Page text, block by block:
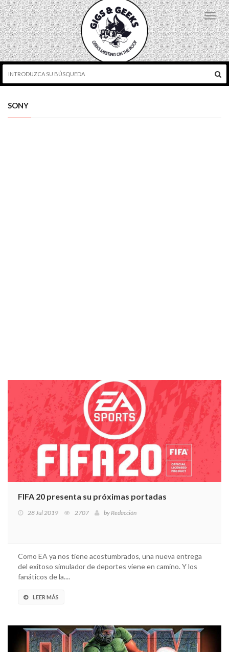
SONY
FIFA 20 presenta su próximas portadas
28 Jul 2019 2707 byRedacción
Como EA ya nos tiene acostumbrados, una nueva entrega
del exitoso simulador de deportes viene en camino. Y los
fanáticos de la....
LEER MÁS